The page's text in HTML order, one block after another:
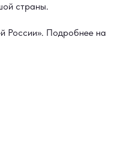
страны.
России». Подробнее на